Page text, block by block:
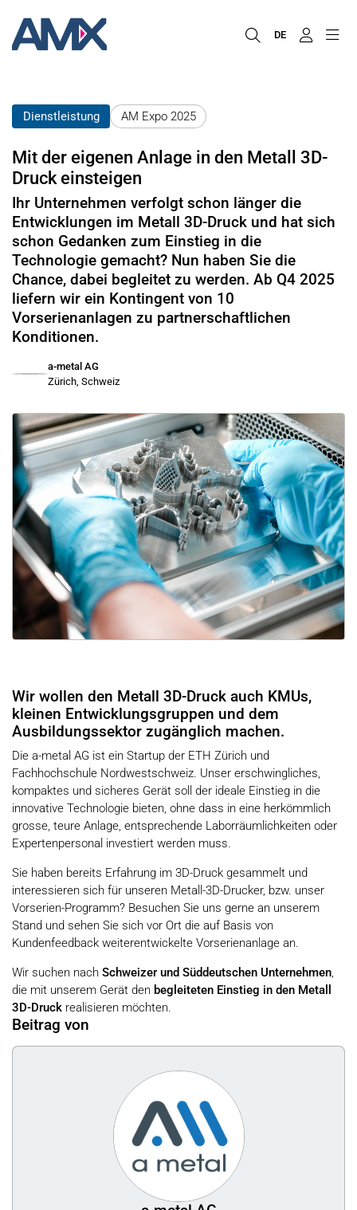
DE
Dienstleistung AM Expo 2025
Mit der eigenen Anlage in den Metall 3D-
Druck einsteigen
Ihr Unternehmen verfolgt schon länger die
Entwicklungen im Metall 3D-Druck und hat sich
schon Gedanken zum Einstieg in die
Technologie gemacht? Nun haben Sie die
Chance, dabei begleitet zu werden. Ab Q4 2025
liefern wir ein Kontingent von 10
Vorserienanlagen zu partnerschaftlichen
Konditionen.
a-metal AG
Zürich, Schweiz
Wir wollen den Metall 3D-Druck auch KMUs,
kleinen Entwicklungsgruppen und dem
Ausbildungssektor zugänglich machen.
Die a-metal AG ist ein Startup der ETH Zürich und
Fachhochschule Nordwestschweiz. Unser erschwingliches,
kompaktes und sicheres Gerät soll der ideale Einstieg in die
innovative Technologie bieten, ohne dass in eine herkömmlich
grosse, teure Anlage, entsprechende Laborräumlichkeiten oder
Expertenpersonal investiert werden muss.
Sie haben bereits Erfahrung im 3D-Druck gesammelt und
interessieren sich für unseren Metall-3D-Drucker, bzw. unser
Vorserien-Programm? Besuchen Sie uns gerne an unserem
Stand und sehen Sie sich vor Ort die auf Basis von
Kundenfeedback weiterentwickelte Vorserienanlage an.
Wir suchen nach Schweizer und Süddeutschen Unternehmen,
die mit unserem Gerät den begleiteten Einstieg in den Metall
3D-Druck realisieren möchten.
Beitrag von